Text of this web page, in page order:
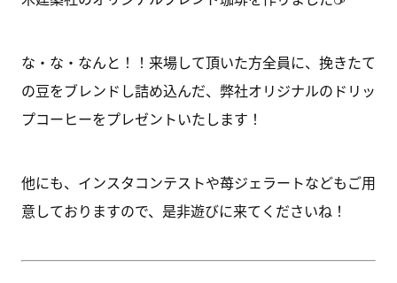
な・な・なんと！！来場して頂いた方全員に、挽きたて
の豆をブレンドし詰め込んだ、弊社オリジナルのドリッ
プコーヒーをプレゼントいたします！
他にも、インスタコンテストや苺ジェラートなどもご用
意しておりますので、是非遊びに来てくださいね！